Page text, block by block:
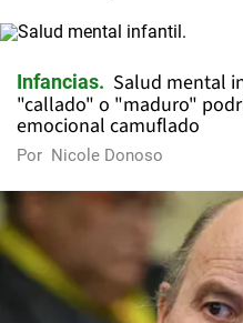
Infancias
Salud mental
"callado" o "maduro"
emocional camuflado
Por Nicole Donoso